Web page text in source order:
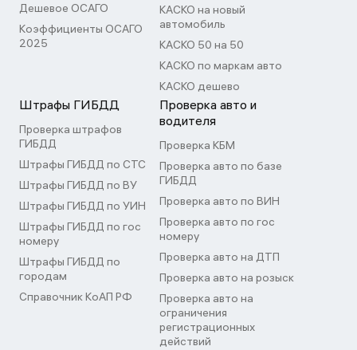
Дешевое ОСАГО
Коэффициенты ОСАГО
2025
КАСКО на новый
автомобиль
КАСКО 50 на 50
КАСКО по маркам авто
КАСКО дешево
Штрафы ГИБДД
Проверка штрафов
ГИБДД
Штрафы ГИБДД по СТС
Штрафы ГИБДД по ВУ
Штрафы ГИБДД по УИН
Штрафы ГИБДД по гос
номеру
Штрафы ГИБДД по
городам
Справочник КоАП РФ
Проверка авто и
водителя
Проверка КБМ
Проверка авто по базе
ГИБДД
Проверка авто по ВИН
Проверка авто по гос
номеру
Проверка авто на ДТП
Проверка авто на розыск
Проверка авто на
ограничения
регистрационных
действий